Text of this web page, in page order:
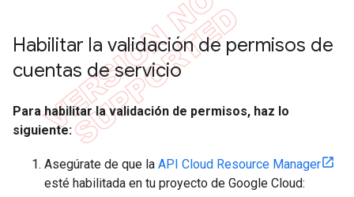
Habilitar la validación de permisos de
cuentas de servicio
Para habilitar la validación de permisos, haz lo
siguiente:
Asegúrate de que la API Cloud Resource Manager
esté habilitada en tu proyecto de Google Cloud: